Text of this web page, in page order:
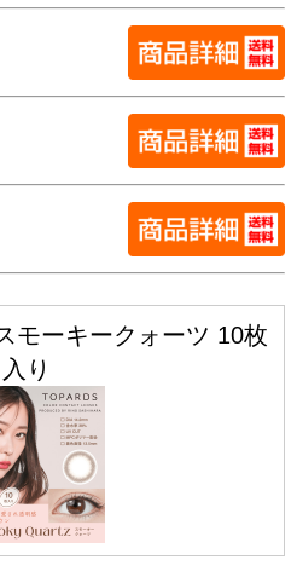
モーキークォーツ 10枚
入り